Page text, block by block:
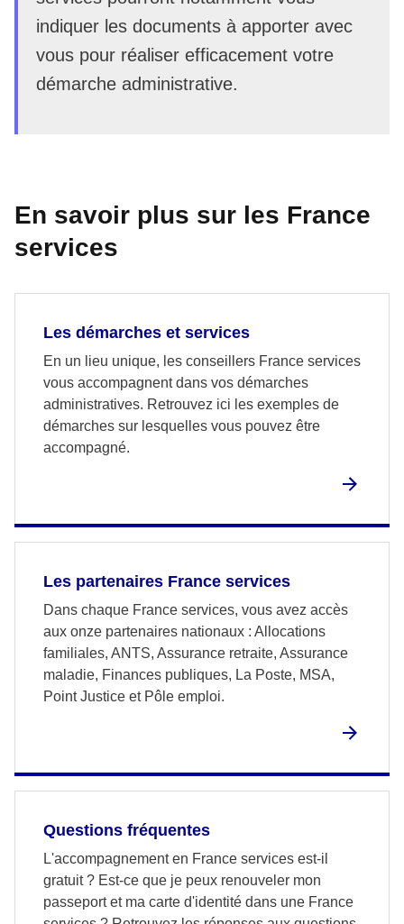
indiquer les documents à apporter avec
vous pour réaliser efficacement votre
démarche administrative.
En savoir plus sur les France
services
Les démarches et services
En un lieu unique, les conseillers France services
vous accompagnent dans vos démarches
administratives. Retrouvez ici les exemples de
démarches sur lesquelles vous pouvez être
accompagné.
Les partenaires France services
Dans chaque France services, vous avez accès
aux onze partenaires nationaux : Allocations
familiales, ANTS, Assurance retraite, Assurance
maladie, Finances publiques, La Poste, MSA,
Point Justice et Pôle emploi.
Questions fréquentes
L'accompagnement en France services est-il
gratuit ? Est-ce que je peux renouveler mon
passeport et ma carte d'identité dans une France